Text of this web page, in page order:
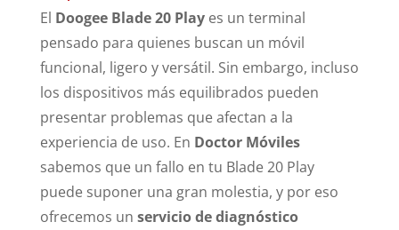
El Doogee Blade 20 Playes un terminal
pensado para quienes buscan un móvil
funcional, ligero y versátil. Sin embargo, incluso
los dispositivos más equilibrados pueden
presentar problemas que afectan a la
experiencia de uso. En Doctor Móviles
sabemos que un fallo en tu Blade 20 Play
puede suponer una gran molestia, y por eso
ofrecemos un servicio de diagnóstico